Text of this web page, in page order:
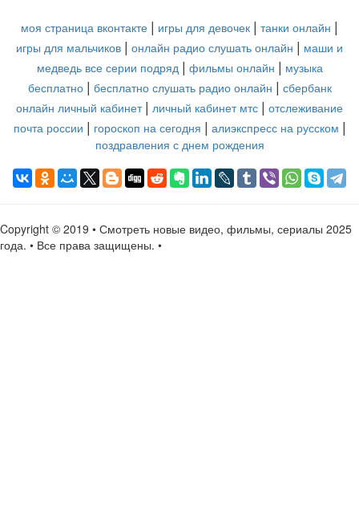
моя страница вконтакте | игры для девочек | танки онлайн |
игры для мальчиков | онлайн радио слушать онлайн | маши и
медведь все серии подряд | фильмы онлайн | музыка
бесплатно | бесплатно слушать радио онлайн | сбербанк
онлайн личный кабинет | личный кабинет мтс | отслеживание
почта россии | гороскоп на сегодня | алиэкспресс на русском |
поздравления с днем рождения
Copyright © 2019 • Смотреть новые видео, фильмы, сериалы 2025
года. • Все права защищены. •